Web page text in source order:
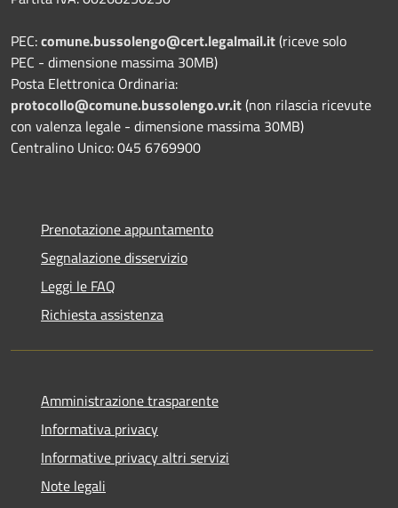
PEC:comune.bussolengo@cert.legalmail.it(riceve solo
PEC - dimensione massima 30MB)
Posta Elettronica Ordinaria:
protocollo@comune.bussolengo.vr.it(non rilascia ricevute
con valenza legale - dimensione massima 30MB)
Centralino Unico: 045 6769900
Prenotazione appuntamento
Segnalazione disservizio
Leggi le FAQ
Richiesta assistenza
Amministrazione trasparente
Informativa privacy
Informative privacy altri servizi
Note legali